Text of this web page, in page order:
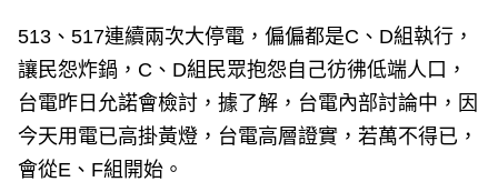
513、517連續兩次大停電，偏偏都是C、D組執行，
讓民怨炸鍋，C、D組民眾抱怨自己彷彿低端人口，
台電昨日允諾會檢討，據了解，台電內部討論中，因
今天用電已高掛黃燈，台電高層證實，若萬不得已，
會從E、F組開始。